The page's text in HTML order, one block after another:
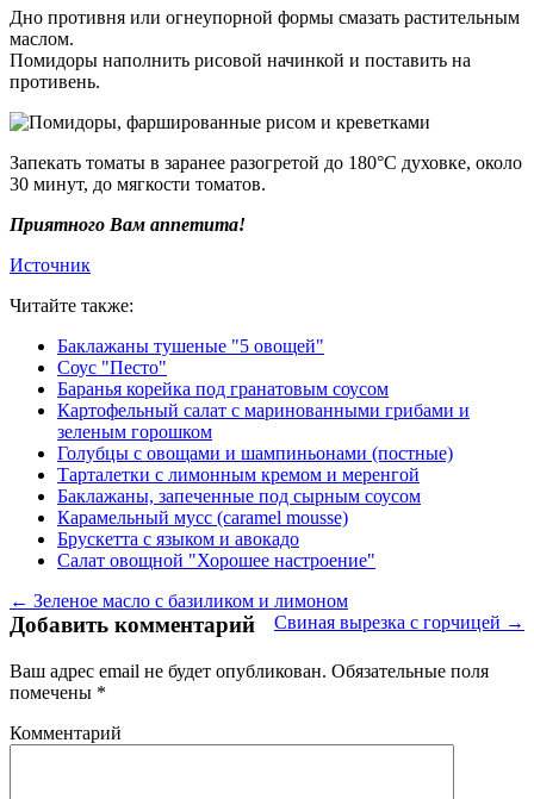
Дно противня или огнеупорной формы смазать растительным
маслом.
Помидоры наполнить рисовой начинкой и поставить на
противень.
Запекать томаты в заранее разогретой до 180°C духовке, около
30 минут, до мягкости томатов.
Приятного Вам аппетита!
Источник
Читайте также:
Баклажаны тушеные "5 овощей"
Соус "Песто"
Баранья корейка под гранатовым соусом
Картофельный салат с маринованными грибами и
зеленым горошком
Голубцы с овощами и шампиньонами (постные)
Тарталетки с лимонным кремом и меренгой
Баклажаны, запеченные под сырным соусом
Карамельный мусс (caramel mousse)
Брускетта с языком и авокадо
Салат овощной "Хорошее настроение"
← Зеленое масло с базиликом и лимоном
Свиная вырезка с горчицей →
Добавить комментарий
Ваш адрес email не будет опубликован. Обязательные поля
помечены *
Комментарий